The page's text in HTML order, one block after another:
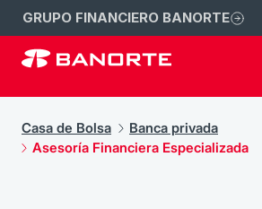
GRUPO FINANCIERO BANORTE
Casa de Bolsa
Banca privada
Asesoría Financiera Especializada